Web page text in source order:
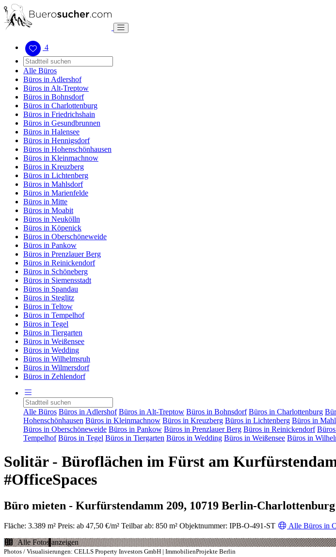
4
Alle Büros
Büros in Adlershof
Büros in Alt-Treptow
Büros in Bohnsdorf
Büros in Charlottenburg
Büros in Friedrichshain
Büros in Gesundbrunnen
Büros in Halensee
Büros in Hennigsdorf
Büros in Hohenschönhausen
Büros in Kleinmachnow
Büros in Kreuzberg
Büros in Lichtenberg
Büros in Mahlsdorf
Büros in Marienfelde
Büros in Mitte
Büros in Moabit
Büros in Neukölln
Büros in Köpenick
Büros in Oberschöneweide
Büros in Pankow
Büros in Prenzlauer Berg
Büros in Reinickendorf
Büros in Schöneberg
Büros in Siemensstadt
Büros in Spandau
Büros in Steglitz
Büros in Teltow
Büros in Tempelhof
Büros in Tegel
Büros in Tiergarten
Büros in Weißensee
Büros in Wedding
Büros in Wilhelmsruh
Büros in Wilmersdorf
Büros in Zehlendorf
Alle Büros Büros in Adlershof Büros in Alt-Treptow Büros in Bohnsdorf Büros in Charlottenburg
Hohenschönhausen Büros in Kleinmachnow Büros in Kreuzberg Büros in Lichtenberg Büros in
Büros in Oberschöneweide Büros in Pankow Büros in Prenzlauer Berg Büros in Reinickendorf
Tempelhof Büros in Tegel Büros in Tiergarten Büros in Wedding Büros in Weißensee Büros in
Solitär - Büroflächen im Fürst am
#OfficeSpaces
Büro mieten - Kurfürstendamm 209, 10719 Berlin-Charlottenburg
Fläche: 3.389 m² Preis: ab 47,50 €/m² Teilbar ab: 850 m² Objektnummer: IPB-O-491-ST Alle Büros in
Alle Fotos anzeigen
Photos / Visualisierungen: CELLS Property Investors GmbH | ImmobilienProjekte Berlin